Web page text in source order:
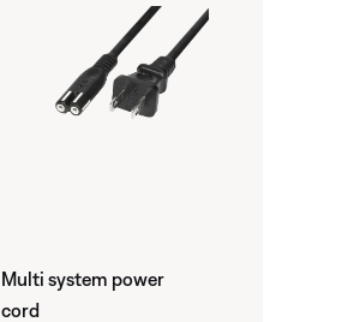
Multi system power
cord